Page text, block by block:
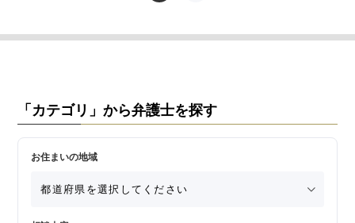
「カテゴリ」から弁護士を探す
お住まいの地域